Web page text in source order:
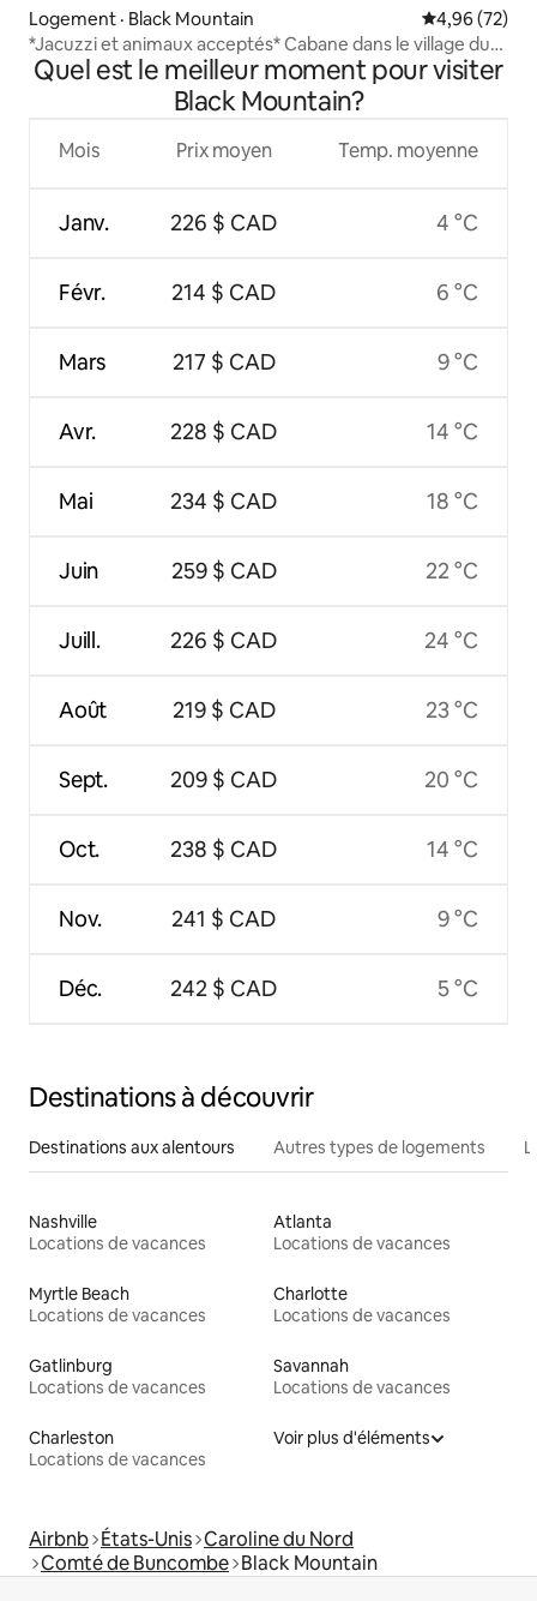
Logement · Black Mountain Note
4,96 (72)
*Jacuzzi et animaux acceptés* Cabane dans le village du
Cheshire
Quel est le meilleur moment pour visiter
Black Mountain?
Mois
Janv.
Févr.
Mars
Avr.
Mai
Juin
Juill.
Août
Sept.
Oct.
Nov.
Déc.
Prix moyen
226 $ CAD
214 $ CAD
217 $ CAD
228 $ CAD
234 $ CAD
259 $ CAD
226 $ CAD
219 $ CAD
209 $ CAD
238 $ CAD
241 $ CAD
242 $ CAD
Temp. moyenne
4 °C
6 °C
9 °C
14 °C
18 °C
22 °C
24 °C
23 °C
20 °C
14 °C
9 °C
5 °C
Destinations à découvrir
Destinations aux alentours Autres types de logements
Nashville
Locations de vacances
Atlanta
Locations de vacances
Myrtle Beach
Locations de vacances
Charlotte
Locations de vacances
Gatlinburg
Locations de vacances
Savannah
Locations de vacances
Charleston
Locations de vacances
Voir plus d'éléments
Airbnb États-Unis Caroline du Nord
Comté de Buncombe Black Mountain